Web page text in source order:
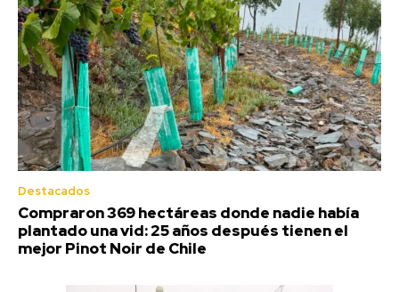
Destacados
Compraron 369 hectáreas donde nadie había
plantado una vid: 25 años después tienen el
mejor Pinot Noir de Chile